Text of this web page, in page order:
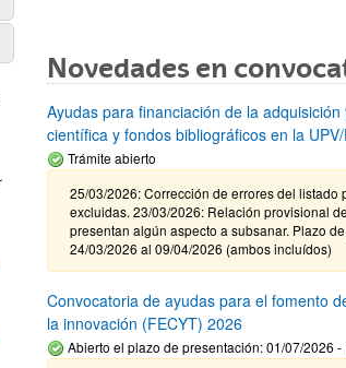
Novedades en
Ayudas para financiación de la
científica y fondos bibliográficos en la
Trámite abierto
25/03/2026: Corrección de errores del
excluidas. 23/03/2026: Relación provisional
presentan algún aspecto a subsanar. Plazo
24/03/2026 al 09/04/2026 (ambos incluídos)
Convocatoria de ayudas para el fomento
la innovación (FECYT) 2026
Abierto el plazo de presentación: 01/07/2026